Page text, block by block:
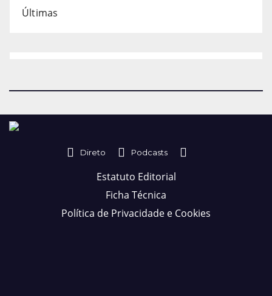
Últimas
Direto Podcasts
Estatuto Editorial
Ficha Técnica
Política de Privacidade e Cookies